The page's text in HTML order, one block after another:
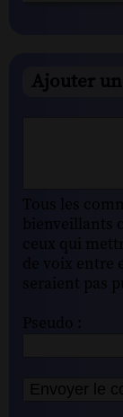
Ajouter
Tous les
bienveillants
ceux qui
de voix entre
seraient pas
Pseudo :